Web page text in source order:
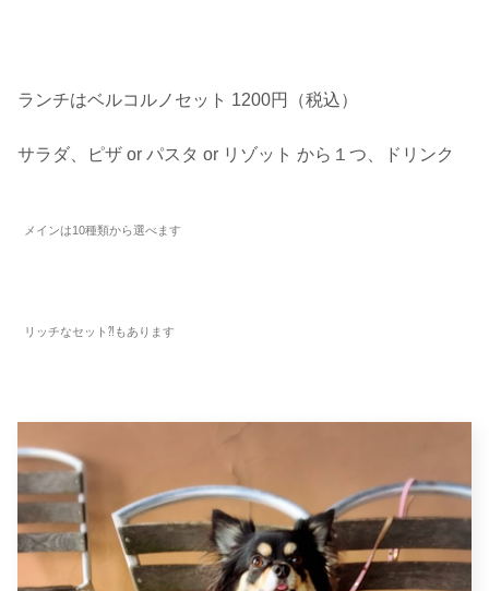
ランチはベルコルノセット 1200円（税込）
サラダ、ピザ or パスタ or リゾット から１つ、ドリンク
メインは10種類から選べます
リッチなセット⁈もあります